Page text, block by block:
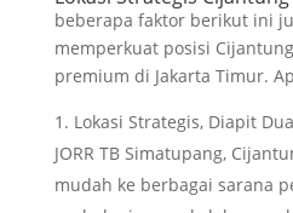
beberapa faktor berikut ini
memperkuat posisi
premium di Jakarta Timur.
Lokasi Strategis, Diapit
JORR TB Simatupang,
mudah ke berbagai sarana